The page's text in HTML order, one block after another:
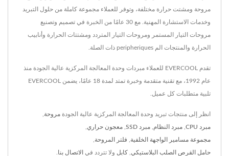
مروحة ومشتت حرارة مختلفة، وتوفر للعملاء مجموعة كاملة من حلول التبريد
وخدمات الاستشارة المهنية. مع 30 عامًا من الخبرة في تصميم وتصنيع
مروحات التيار المستمر ومروحات التيار المتردد ومشتتات الحرارة وأنابيب
الحرارة والمنتجات الم peripheriques ذات الصلة.
تقدم EVERCOOL للعملاء مبردات وحدة المعالجة المركزية عالية الجودة منذ
عام 1992، مع تقنية متقدمة وخبرة تمتد لمدة 18 عامًا، يضمن EVERCOOL
تلبية متطلبات كل عميل.
انظر إلى منتجات تبريد وحدة المعالجة المركزية عالية الجودة مروحة
مبرد CPU مبرد النظام مبرد SSD معجون حراري
مجموعة مسامير الواجهة الخلفية فلتر المروحة
حامل القرص الصلب البلاستيكي كابل ولا تتردد في الاتصال بنا